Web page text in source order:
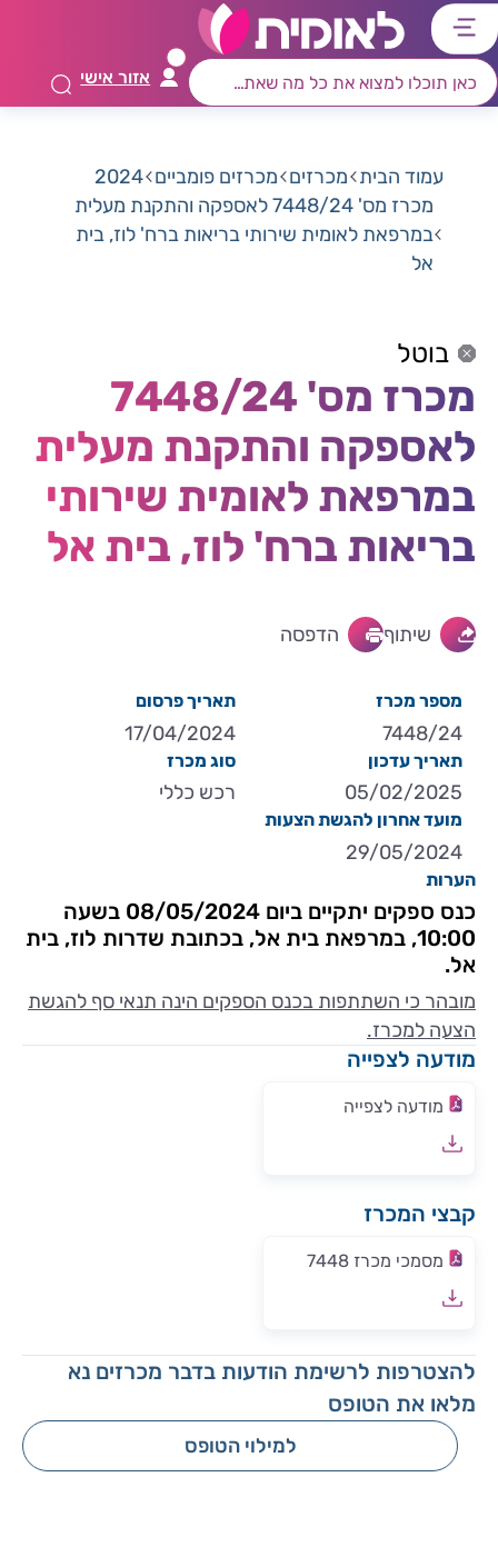
דלג
לתפריט
ראשי
דלג
לרכיב
חיפוש
דלג
לתוכן
מרכזי
דלג
לאזור
קישורים
אזור אישי
עמוד הבית מכרזים מכרזים פומביים 2024
מכרז מס' 7448/24 לאספקה והתקנת מעלית
במרפאת לאומית שירותי בריאות ברח' לוז, בית
אל
בוטל
מכרז מס' 7448/24
לאספקה והתקנת מעלית
במרפאת לאומית שירותי
בריאות ברח' לוז, בית אל
שיתוף הדפסה
מספר מכרז
7448/24
תאריך פרסום
17/04/2024
תאריך עדכון
05/02/2025
סוג מכרז
רכש כללי
מועד אחרון להגשת הצעות
29/05/2024
הערות
כנס ספקים יתקיים ביום 08/05/2024 בשעה
10:00, במרפאת בית אל, בכתובת שדרות לוז, בית
אל.
מובהר כי השתתפות בכנס הספקים הינה תנאי סף להגשת
הצעה למכרז.
מודעה לצפייה
מודעה לצפייה
קבצי המכרז
מסמכי מכרז 7448
להצטרפות לרשימת הודעות בדבר מכרזים נא
מלאו את הטופס
למילוי הטופס